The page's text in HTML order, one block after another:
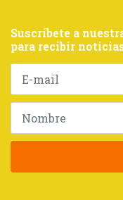
Suscríbete a
para recibir